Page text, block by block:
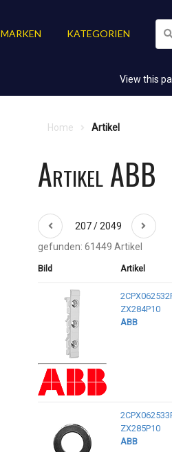
MARKEN KATEGORIEN
View this
Home Artikel
Artikel ABB
207 / 2049
gefunden: 61449 Artikel
Bild Artikel
ZX284P10
ABB
ZX285P10
ABB